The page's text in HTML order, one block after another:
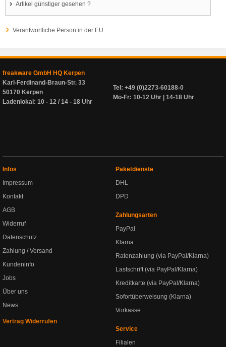
Artikel günstiger gesehen ?
Verantwortliche Person in der EU
freakware GmbH HQ Kerpen
Karl-Ferdinand-Braun-Str. 33
50170 Kerpen
Ladenlokal: 10 - 12 / 14 - 18 Uhr
Tel: +49 (0)2273-60188-0
Mo-Fr: 10-12 Uhr | 14-18 Uhr
Infos
Impressum
Kontakt
AGB
Widerruf
Datenschutz
Zahlung / Versand
Kundeninfo
Jobs
Über uns
News
Vertrag Widerrufen
Paketdienste
DHL
DPD
Zahlungsarten
PayPal
Klarna
Ratenzahlung (via PayPal/Klarna)
Lastschrift (via PayPal/Klarna)
Kreditkarte (via PayPal/Klarna)
Sofortüberweisung (Klarna)
Vorkasse
Service
Filialen